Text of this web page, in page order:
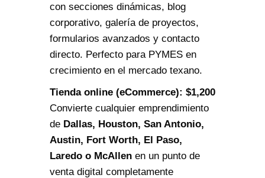
con secciones dinámicas, blog
corporativo, galería de proyectos,
formularios avanzados y contacto
directo. Perfecto para PYMES en
crecimiento en el mercado texano.
Tienda online (eCommerce): $1,200
Convierte cualquier emprendimiento
de Dallas, Houston, San Antonio,
Austin, Fort Worth, El Paso,
Laredo o McAllen en un punto de
venta digital completamente